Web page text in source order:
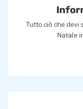
Tutto ciò che devi
Natale